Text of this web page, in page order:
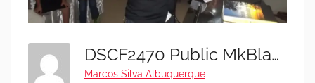
DSCF2470 Public MkBlack - Festa 25-12-2014
Marcos Silva Albuquerque